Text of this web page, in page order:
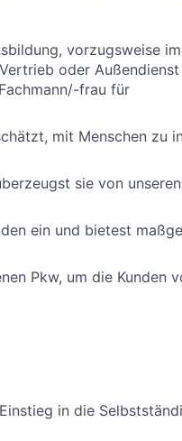
vorzugsweise im
oder
frau für
mit Menschen zu
sie von
ein und bietest
Pkw, um die Kunden
in die